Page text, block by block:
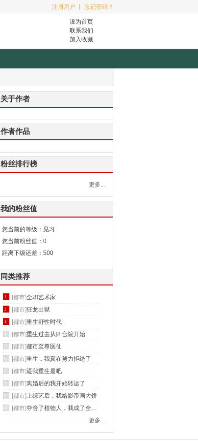
注册用户 ┊ 忘记密码？
设为首页
联系我们
加入收藏
关于作者
作者作品
粉丝排行榜
更多...
我的粉丝值
您当前的等级：见习
您当前粉丝值：0
距离下级还差：500
同类推荐
1 [都市]全职艺术家
2 [都市]狂龙出狱
3 [都市]重生野性时代
[都市]重生过去从四合院开始
[都市]都市至尊医仙
6 [都市]重生，我真在努力拒绝了
[都市]逼我重生是吧
[都市]离婚后的我开始转运了
[都市]上综艺后，我给影帝画大饼
[都市]夺舍了植物人，我成了全球首富
更多...